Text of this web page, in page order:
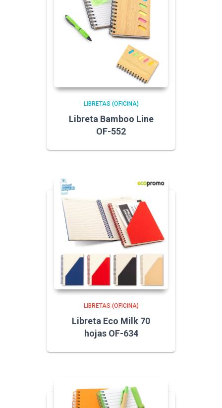
LIBRETAS (OFICINA)
Libreta Bamboo Line
OF-552
LIBRETAS (OFICINA)
Libreta Eco Milk 70
hojas OF-634